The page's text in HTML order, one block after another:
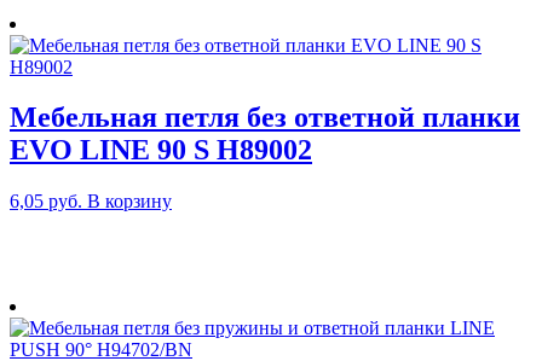
Мебельная петля без ответной планки
EVO LINE 90 S H89002
6,05 руб. В корзину